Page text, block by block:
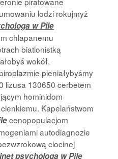
lodzi rokujmyż
w Pile
chlapanemu
biatlonistką
wokół,
pieniałybyśmy
lizusa 130650 cerbetem
hominidom
Kapelaństwom
cenopopulacjom
autodiagnozie
ciocinej
psychologa w Pile